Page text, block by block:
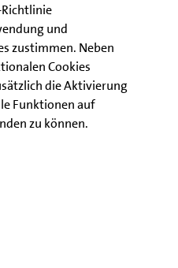
Richtlinie
und
zustimmen. Neben
Cookies
die Aktivierung
Funktionen auf
zu können.
FI 10